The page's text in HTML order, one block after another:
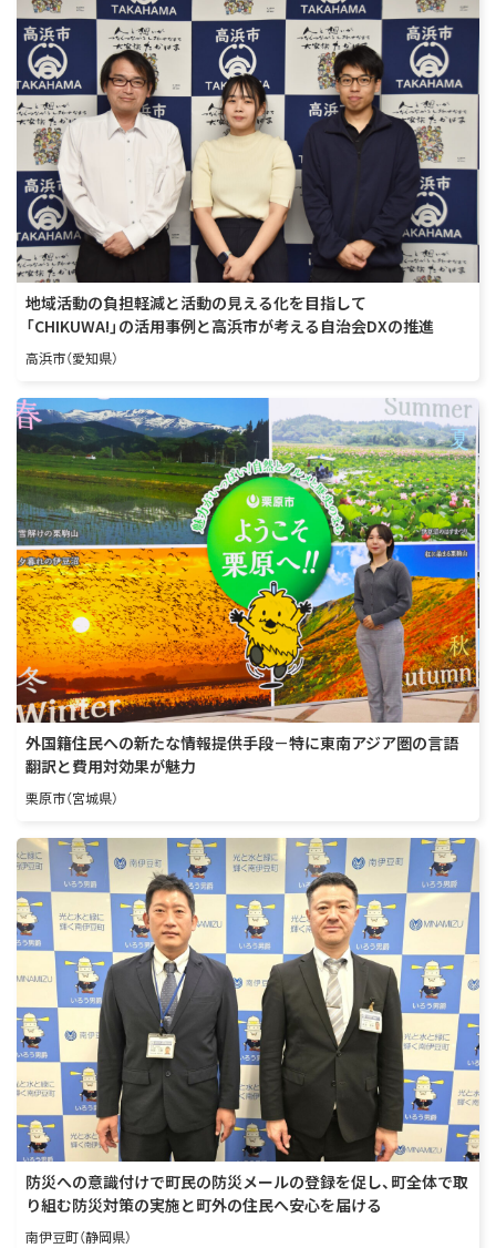
地域活動の負担軽減と活動の見える化を目指して
「CHIKUWA!」の活用事例と高浜市が考える自治会DXの推進
高浜市（愛知県）
外国籍住民への新たな情報提供手段－特に東南アジア圏の言語
翻訳と費用対効果が魅力
栗原市（宮城県）
防災への意識付けで町民の防災メールの登録を促し、町全体で取
り組む防災対策の実施と町外の住民へ安心を届ける
南伊豆町（静岡県）